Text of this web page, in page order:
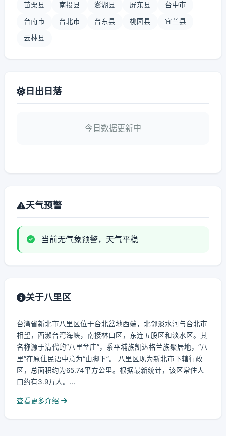
苗栗县 南投县 澎湖县 屏东县 台中市
台南市 台北市 台东县 桃园县 宜兰县
云林县
日出日落
今日数据更新中
天气预警
当前无气象预警，天气平稳
关于八里区
台湾省新北市八里区位于台北盆地西端，北邻淡水河与台北市
相望，西濒台湾海峡，南接林口区，东连五股区和淡水区。其
名称源于清代的“八里坌庄”，系平埔族凯达格兰族聚居地，“八
里”在原住民语中意为“山脚下”。 八里区现为新北市下辖行政
区，总面积约为65.74平方公里。根据最新统计，该区常住人
口约有3.9万人。...
查看更多介绍